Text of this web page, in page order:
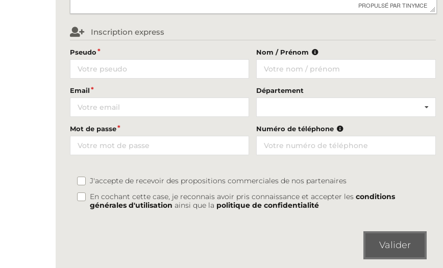
PROPULSÉ PAR TINYMCE
Inscription express
Pseudo Nom / Prénom
Email Département
Mot de passe Numéro de téléphone
J'accepte de recevoir des propositions commerciales de nos partenaires
En cochant cette case, je reconnais avoir pris connaissance et accepter lesconditions
générales d'utilisation ainsi que la politique de confidentialité
Valider